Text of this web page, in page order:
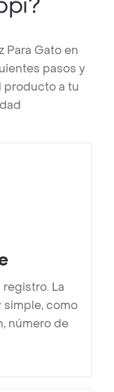
Para Gato en
pasos y
producto a tu
La
simple, como
número de